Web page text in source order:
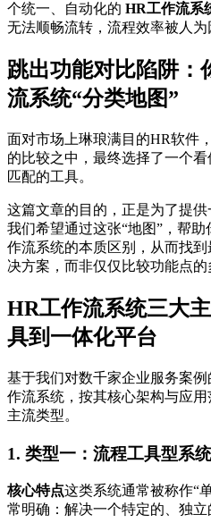
个统一、自动化的 HR工作流系
无法顺畅流转，流程效率被人为
跳出功能对比陷阱：
流系统“分类地图”
面对市场上琳琅满目的HR软件
的比较之中，最终选择了一个
匹配的工具。
这篇文章的目的，正是为了提供
我们希望通过这张“地图”，帮
作流系统的本质区别，从而找
决方案，而非仅仅比较功能点的
HR工作流系统三大
具到一体化平台
基于我们对数千家企业服务案
作流系统，按其核心架构与应
主流类型。
1. 类型一：流程工具型系
核心特点这类系统通常被称作“
常明确：解决一个特定的、独立